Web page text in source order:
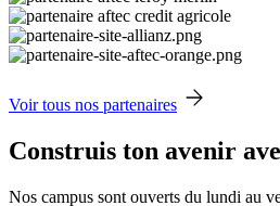
Voir tous nos partenaires
Construis ton avenir
Nos campus sont ouverts du lundi au